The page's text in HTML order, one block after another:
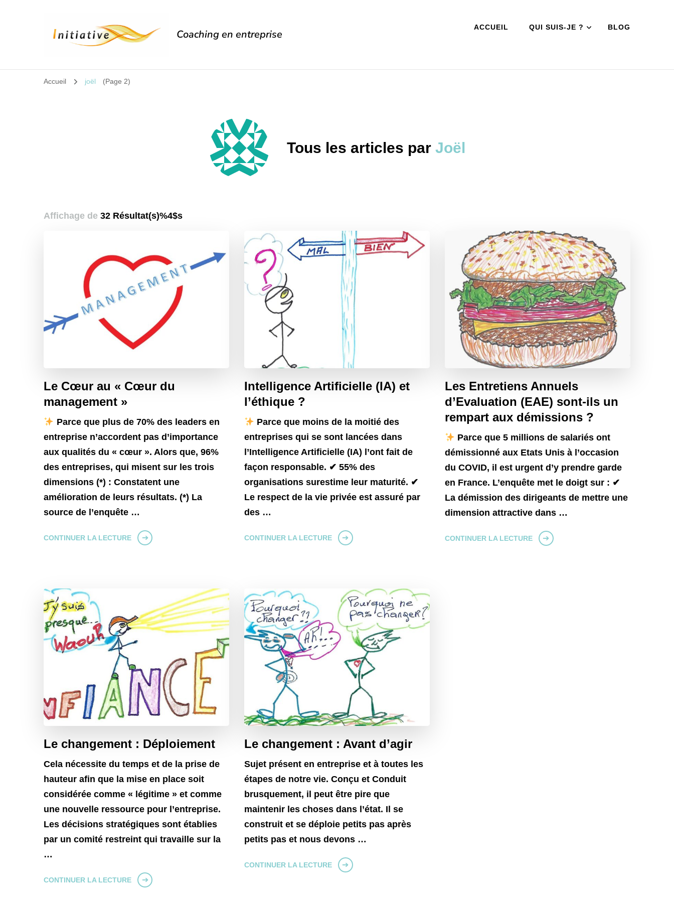
Coaching en entreprise
ACCUEIL QUI SUIS-JE ? BLOG
Accueil joël (Page 2)
Tous les articles par Joël
Affichage de 32 Résultat(s)%4$s
Le Cœur au « Cœur du
management »
Parce que plus de 70% des leaders en
entreprise n’accordent pas d’importance
aux qualités du « cœur ». Alors que, 96%
des entreprises, qui misent sur les trois
dimensions (*) : Constatent une
amélioration de leurs résultats. (*) La
source de l’enquête …
CONTINUER LA LECTURE
Intelligence Artificielle (IA) et
l’éthique ?
Parce que moins de la moitié des
entreprises qui se sont lancées dans
l’Intelligence Artificielle (IA) l’ont fait de
façon responsable. ✔ 55% des
organisations surestime leur maturité. ✔
Le respect de la vie privée est assuré par
des …
CONTINUER LA LECTURE
Les Entretiens Annuels
d’Evaluation (EAE) sont-ils un
rempart aux démissions ?
Parce que 5 millions de salariés ont
démissionné aux Etats Unis à l’occasion
du COVID, il est urgent d’y prendre garde
en France. L’enquête met le doigt sur : ✔
La démission des dirigeants de mettre une
dimension attractive dans …
CONTINUER LA LECTURE
Le changement : Déploiement
Cela nécessite du temps et de la prise de
hauteur afin que la mise en place soit
considérée comme « légitime » et comme
une nouvelle ressource pour l’entreprise.
Les décisions stratégiques sont établies
par un comité restreint qui travaille sur la
…
CONTINUER LA LECTURE
Le changement : Avant d’agir
Sujet présent en entreprise et à toutes les
étapes de notre vie. Conçu et Conduit
brusquement, il peut être pire que
maintenir les choses dans l’état. Il se
construit et se déploie petits pas après
petits pas et nous devons …
CONTINUER LA LECTURE